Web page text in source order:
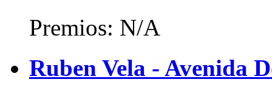
Premios: N/A
Ruben Vela - Avenida